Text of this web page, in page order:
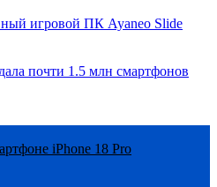
игровой ПК Ayaneo Slide
почти 1.5 млн смартфонов
iPhone 18 Pro